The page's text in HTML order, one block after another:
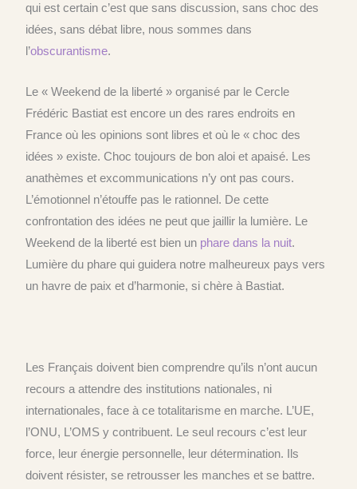
qui est certain c’est que sans discussion, sans choc des
idées, sans débat libre, nous sommes dans
l’obscurantisme.
Le « Weekend de la liberté »organisé par le Cercle
Frédéric Bastiat est encore un des rares endroits en
France où les opinions sont libres et où le « choc des
idées » existe. Choc toujours de bon aloi et apaisé. Les
anathèmes et excommunications n’y ont pas cours.
L’émotionnel n’étouffe pas le rationnel. De cette
confrontation des idées ne peut que jaillir la lumière. Le
Weekend de la libertéest bien un phare dans la nuit.
L umière du phare qui guidera notre malheureux pays vers
un havre de paix et d’harmonie, si chère à Bastiat.
Les Français doivent bien comprendre qu’ils n’ont aucun
recours a attendre des institutions nationales, ni
internationales,face à ce totalitarisme en marche. L’UE,
l’ONU, L’OMS ycontribuent. Le seul recours c’est leur
force, leur énergie personnelle, leur détermination. Ils
doivent résister, se retrousser les mancheset se battre.